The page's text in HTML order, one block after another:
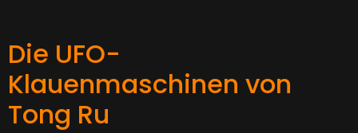
Die UFO-
Klauenmaschinen von
Tong Ru